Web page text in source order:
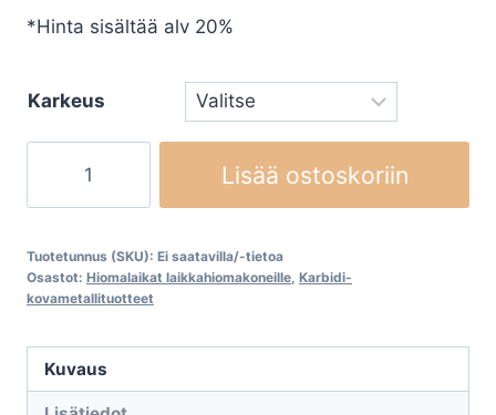
*Hinta sisältää alv 20%
Karkeus
CARBIDE
määrä
Lisää ostoskoriin
Tuotetunnus (SKU): Ei saatavilla/-tietoa
Osastot: Hiomalaikat laikkahiomakoneille, Karbidi-
kovametallituotteet
Kuvaus